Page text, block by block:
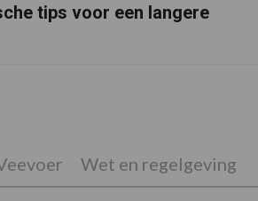
tips voor een langere
Wet en regelgeving